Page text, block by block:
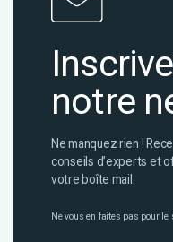
notre
Ne manquez rien !
conseils d’experts et
votre boîte mail.
Ne vous en faites pas pour